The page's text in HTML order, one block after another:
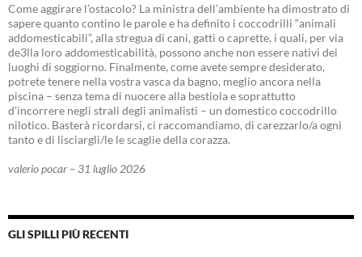
Come aggirare l’ostacolo? La ministra dell’ambiente ha dimostrato di
sapere quanto contino le parole e ha definito i coccodrilli “animali
addomesticabili”, alla stregua di cani, gatti o caprette, i quali, per via
de3lla loro addomesticabilità, possono anche non essere nativi dei
luoghi di soggiorno. Finalmente, come avete sempre desiderato,
potrete tenere nella vostra vasca da bagno, meglio ancora nella
piscina – senza tema di nuocere alla bestiola e soprattutto
d’incorrere negli strali degli animalisti – un domestico coccodrillo
nilotico. Basterà ricordarsi, ci raccomandiamo, di carezzarlo/a ogni
tanto e di lisciargli/le le scaglie della corazza.
valerio pocar – 31 luglio 2026
GLI SPILLI PIÙ RECENTI